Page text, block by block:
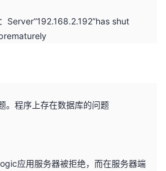
Server“192.168.2.192”has shut
。程序上存在数据库的问题
应用服务器被拒绝，而在服务器端